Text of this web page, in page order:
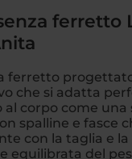
ferretto
ferretto
che si adatta
corpo come una
spalline e fasce
con la taglia e la
equilibrata del